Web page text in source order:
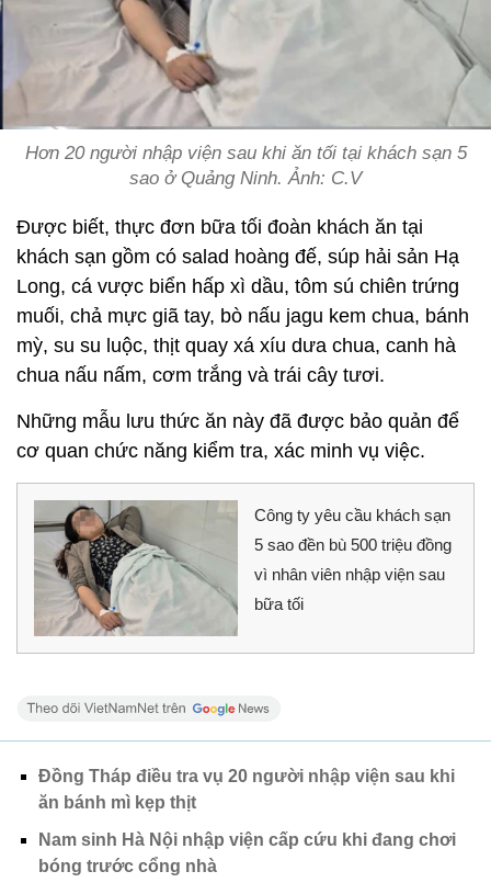
Hơn 20 người nhập viện sau khi ăn tối tại khách sạn 5
sao ở Quảng Ninh. Ảnh: C.V
Được biết, thực đơn bữa tối đoàn khách ăn tại
khách sạn gồm có salad hoàng đế, súp hải sản Hạ
Long, cá vược biển hấp xì dầu, tôm sú chiên trứng
muối, chả mực giã tay, bò nấu jagu kem chua, bánh
mỳ, su su luộc, thịt quay xá xíu dưa chua, canh hà
chua nấu nấm, cơm trắng và trái cây tươi.
Những mẫu lưu thức ăn này đã được bảo quản để
cơ quan chức năng kiểm tra, xác minh vụ việc.
Công ty yêu cầu khách sạn
5 sao đền bù 500 triệu đồng
vì nhân viên nhập viện sau
bữa tối
Đồng Tháp điều tra vụ 20 người nhập viện sau khi
ăn bánh mì kẹp thịt
Nam sinh Hà Nội nhập viện cấp cứu khi đang chơi
bóng trước cổng nhà